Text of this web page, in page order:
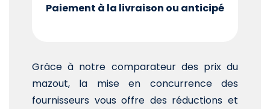
Paiement à la livraison ou anticipé
Grâce à notre comparateur des prix du
mazout, la mise en concurrence des
fournisseurs vous offre des réductions et